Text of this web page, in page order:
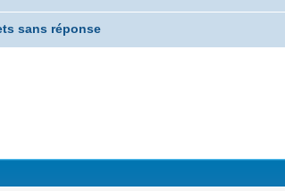
sans réponse